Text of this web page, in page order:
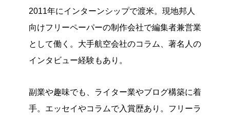
2011年にインターンシップで渡米。現地邦人
向けフリーペーパーの制作会社で編集者兼営業
として働く。大手航空会社のコラム、著名人の
インタビュー経験もあり。
副業や趣味でも、ライター業やブログ構築に着
手。エッセイやコラムで入賞歴あり。フリーラ